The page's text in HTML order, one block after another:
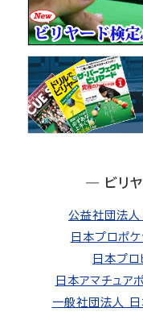
― ビリヤ
公益社団法人
日本プロポケ
日本プロ
日本アマチュア
一般社団法人 日